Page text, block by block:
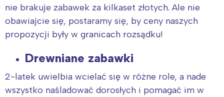
nie brakuje zabawek za kilkaset złotych. Ale nie
obawiajcie się, postaramy się, by ceny naszych
propozycji były w granicach rozsądku!
Drewniane zabawki
2-latek uwielbia wcielać się w różne role, a nade
wszystko naśladować dorosłych i pomagać im w